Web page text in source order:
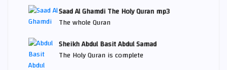
Saad Al Ghamdi The Holy Quran mp3
The whole Quran
Sheikh Abdul Basit Abdul Samad
The Holy Quran is complete